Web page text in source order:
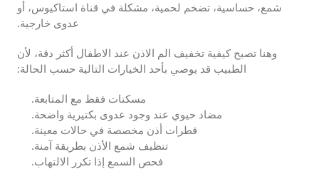
شمع، حساسية، تضخم لحمية، مشكلة في قناة استاكيوس، أو
عدوى خارجية.
وهنا تصبح كيفية تخفيف الم الاذن عند الاطفال أكثر دقة، لأن
الطبيب قد يوصي بأحد الخيارات التالية حسب الحالة:
مسكنات فقط مع المتابعة.
مضاد حيوي عند وجود عدوى بكتيرية واضحة.
قطرات أذن مخصصة في حالات معينة.
تنظيف شمع الأذن بطريقة آمنة.
فحص السمع إذا تكرر الالتهاب.